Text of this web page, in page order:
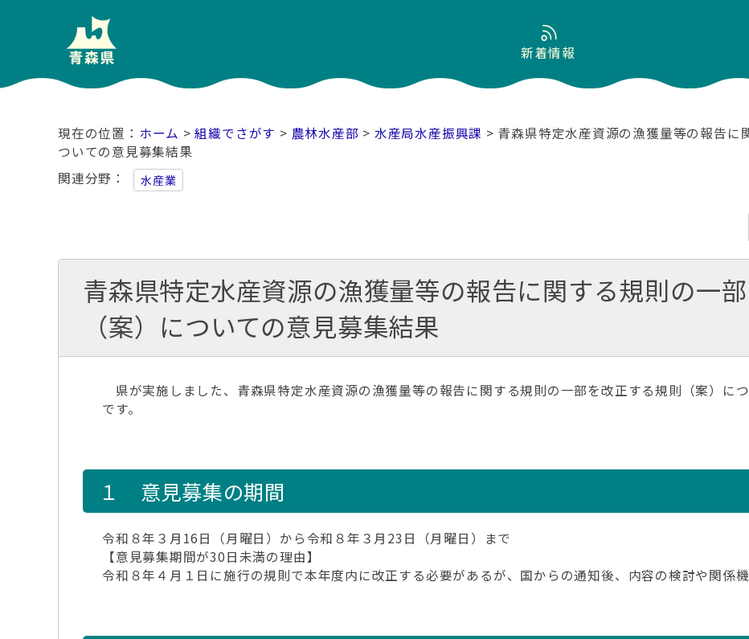
新着情報
ホーム >組織でさがす > 農林水産部 > 水産局水産振興課 > 青森県特定水産資源の漁獲量等の報告
ついての意見募集結果
関連分野
水産業
青森県特定水産資源の漁獲量等の報告に関する規則の一
（案）についての意見募集結果
県が実施しました、青森県特定水産資源の漁獲量等の報告に関する規則の一部を改正する規則（案）に
です。
１ 意見募集の期間
令和８年３月16日（月曜日）から令和８年３月23日（月曜日）まで
【意見募集期間が30日未満の理由】
令和８年４月１日に施行の規則で本年度内に改正する必要があるが、国からの通知後、内容の検討や関係